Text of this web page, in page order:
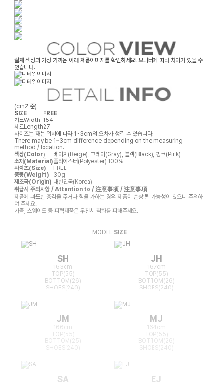
실제 색상과 가장 가까운 아래 제품이미지를 확인하세요! 모니터에 따라 차이가 있을 수
있습니다.
(cm기준)
SIZE
FREE
가로Width 154
세로Length27
사이즈는 재는 위치에 따라 1~3cm의 오차가 생길 수 있습니다.
There may be 1~3cm difference depending on the measuring
method / location.
색상(Color)
베이지(Beige), 그레이(Gray), 블랙(Black), 핑크(Pink)
소재(Material)폴리에스터(Polyester) 100%
사이즈(Size)
FREE
중량(Weight)
30g
제조국(Origin) 대한민국(Korea)
취급시 주의사항 / Attention to / 注意事项 / 注意事項
제품에 과도한 충격을 주거나 힘을 가하는 경우 제품이 손상 될 가능성이 있으니 주의하
여 주세요.
가죽, 스웨이드 등 피혁제품은 우천시 착화를 피해주세요.
MODEL SIZE
SH
163cm
TOP(55)
BOTTOM(26)
SHOES(240)
JH
167cm
TOP(55)
BOTTOM(26)
SHOES(240)
JM
166cm
TOP(55)
BOTTOM(25)
MJ
164cm
TOP(55)
BOTTOM(26)
SA EJ